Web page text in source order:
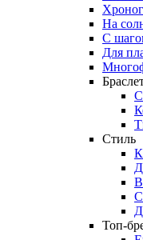
На
С
Для
Стиль
Топ-